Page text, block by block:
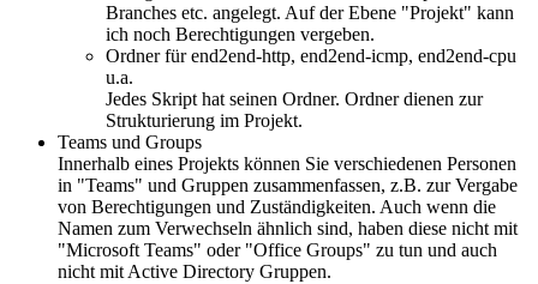
Branches etc. angelegt. Auf der Ebene "Projekt" kann
ich noch Berechtigungen vergeben.
Ordner für end2end-http, end2end-icmp, end2end-cpu
u.a.
Jedes Skript hat seinen Ordner. Ordner dienen zur
Strukturierung im Projekt.
Teams und Groups
Innerhalb eines Projekts können Sie verschiedenen Personen
in "Teams" und Gruppen zusammenfassen, z.B. zur Vergabe
von Berechtigungen und Zuständigkeiten. Auch wenn die
Namen zum Verwechseln ähnlich sind, haben diese nicht mit
"Microsoft Teams" oder "Office Groups" zu tun und auch
nicht mit Active Directory Gruppen.